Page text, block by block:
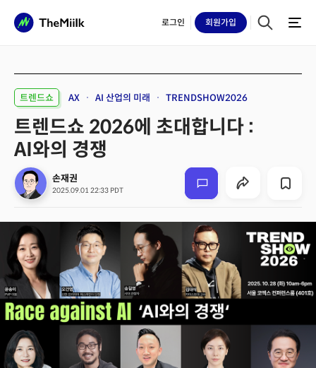
로그인 회원가입
트렌드쇼 AX AI 산업의 미래 TRENDSHOW2026
트렌드쇼 2026에 초대합니다 :
AI와의 경쟁
손재권
2025.09.01 22:33 PDT